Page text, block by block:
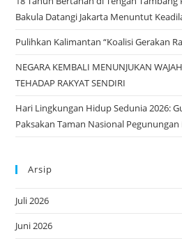
Bakula Datangi Jakarta Menuntut
Pulihkan Kalimantan “Koalisi Gerakan
NEGARA KEMBALI MENUNJUKAN
TEHADAP RAKYAT SENDIRI
Hari Lingkungan Hidup Sedunia 2026:
Paksakan Taman Nasional
Arsip
Juli 2026
Juni 2026